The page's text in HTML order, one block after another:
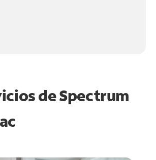
de Spectrum